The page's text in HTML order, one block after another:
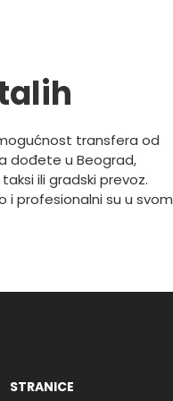
transfera od
dođete u Beograd,
ili gradski prevoz.
i profesionalni su u svom
STRANICE